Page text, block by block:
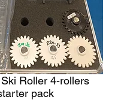
Roller 4-rollers
pack